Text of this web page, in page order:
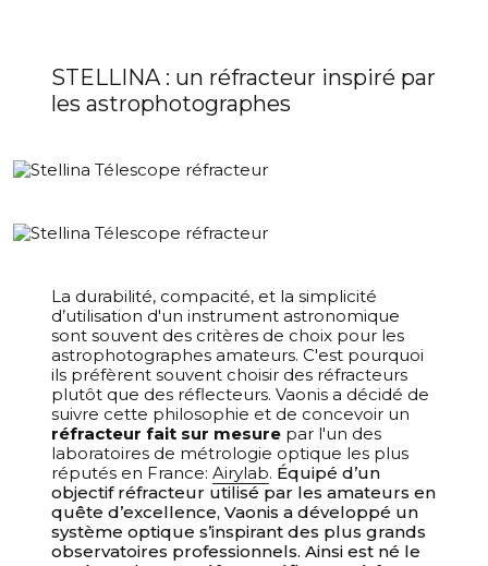
STELLINA : un réfracteur inspiré par
les astrophotographes
La durabilité, compacité, et la simplicité
d’utilisation d'un instrument astronomique
sont souvent des critères de choix pour les
astrophotographes amateurs. C'est pourquoi
ils préfèrent souvent choisir des réfracteurs
plutôt que des réflecteurs. Vaonis a décidé de
suivre cette philosophie et de concevoir un
réfracteur fait sur mesure par l'un des
laboratoires de métrologie optique les plus
réputés en France:Airylab. Équipé d’un
objectif réfracteur utilisé par les amateurs en
quête d’excellence, Vaonis a développé un
système optique s’inspirant des plus grands
observatoires professionnels. Ainsi est né le